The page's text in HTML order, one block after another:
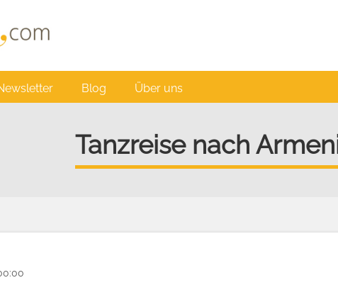
Blog Über uns
Tanzreise nach